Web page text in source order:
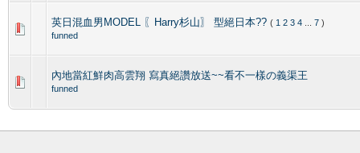
英日混血男MODEL 〖Harry杉山〗 型絕日本?? ( 1 2 3 4 7 )
funned
內地當紅鮮肉高雲翔 寫真絕讚放送~~看不一樣の義渠王
funned